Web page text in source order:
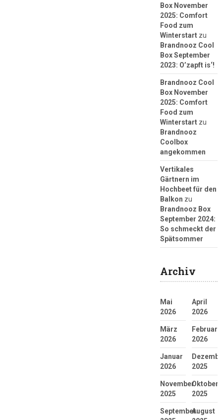
Box November
2025: Comfort
Food zum
Winterstartzu
Brandnooz Cool
Box September
2023: O’zapft is‘!
Brandnooz Cool
Box November
2025: Comfort
Food zum
Winterstartzu
Brandnooz
Coolbox
angekommen
Vertikales
Gärtnern im
Hochbeet für den
Balkon zu
Brandnooz Box
September 2024:
So schmeckt der
Spätsommer
Archiv
Mai
2026
April
2026
März
2026
Februar
2026
Januar
2026
2025
November
2025
Oktober
2025
SeptemberAugust